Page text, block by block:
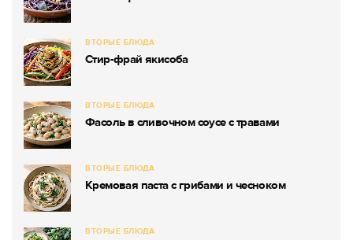
ВТОРЫЕ БЛЮДА
Стир-фрай якисоба
ВТОРЫЕ БЛЮДА
Фасоль в сливочном соусе с травами
ВТОРЫЕ БЛЮДА
Кремовая паста с грибами и чесноком
ВТОРЫЕ БЛЮДА